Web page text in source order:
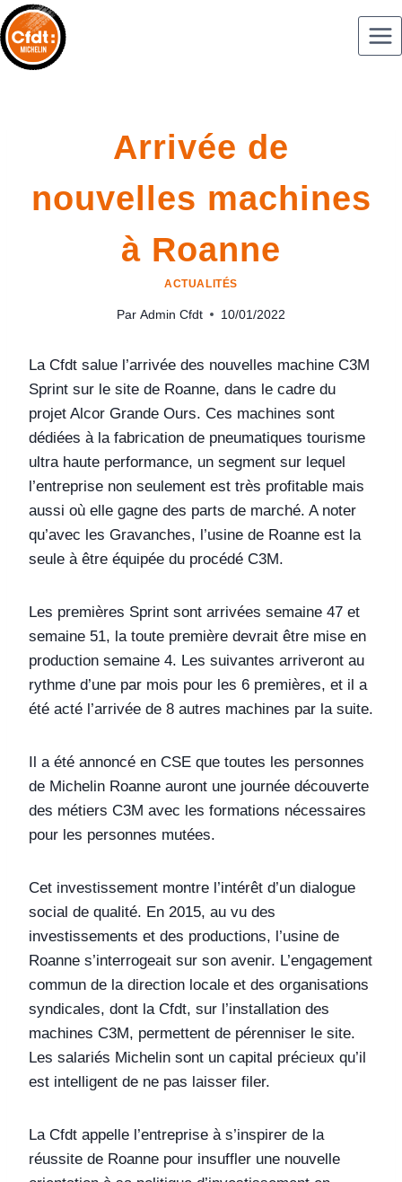
Arrivée de
nouvelles machines
à Roanne
ACTUALITÉS
Par Admin Cfdt 10/01/2022
La Cfdt salue l’arrivée des nouvelles machine C3M
Sprint sur le site de Roanne, dans le cadre du
projet Alcor Grande Ours. Ces machines sont
dédiées à la fabrication de pneumatiques tourisme
ultra haute performance, un segment sur lequel
l’entreprise non seulement est très profitable mais
aussi où elle gagne des parts de marché. A noter
qu’avec les Gravanches, l’usine de Roanne est la
seule à être équipée du procédé C3M.
Les premières Sprint sont arrivées semaine 47 et
semaine 51, la toute première devrait être mise en
production semaine 4. Les suivantes arriveront au
rythme d’une par mois pour les 6 premières, et il a
été acté l’arrivée de 8 autres machines par la suite.
Il a été annoncé en CSE que toutes les personnes
de Michelin Roanne auront une journée découverte
des métiers C3M avec les formations nécessaires
pour les personnes mutées.
Cet investissement montre l’intérêt d’un dialogue
social de qualité. En 2015, au vu des
investissements et des productions, l’usine de
Roanne s’interrogeait sur son avenir. L’engagement
commun de la direction locale et des organisations
syndicales, dont la Cfdt, sur l’installation des
machines C3M, permettent de pérenniser le site.
Les salariés Michelin sont un capital précieux qu’il
est intelligent de ne pas laisser filer.
La Cfdt appelle l’entreprise à s’inspirer de la
réussite de Roanne pour insuffler une nouvelle